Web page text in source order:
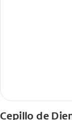
Cepillo de